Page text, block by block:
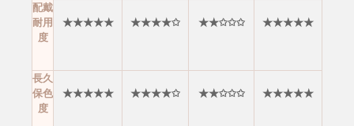
配戴
耐用
度
★★★★★ ★★★★✩ ★★✩✩✩ ★★★★★
長久
保色
度
★★★★★ ★★★★✩ ★★✩✩✩ ★★★★★